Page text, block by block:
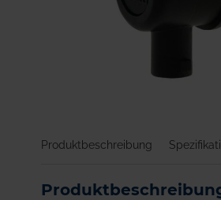
der
springen
Produktbeschreibung